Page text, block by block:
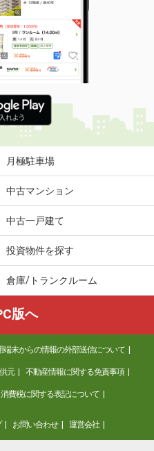
月極駐車場
中古マンション
中古一戸建て
投資物件を探す
倉庫/トランクルーム
版へ
端末からの情報の外部送信について
元 不動産情報に関する免責事項
消費税に関する表記について
お問い合わせ 運営会社